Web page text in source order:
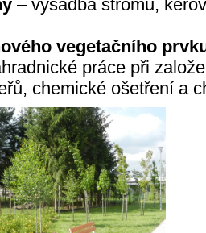
– výsadba stromů,
vegetačního
práce při
chemické ošetření a